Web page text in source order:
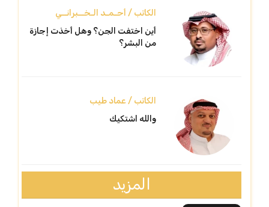
الكاتب / أحـمـد الـخــبرانــي
أين اختفت الجن؟ وهل أخذت إجازة
من البشر؟
الكاتب / عماد طيب
والله اشتكيك
المزيد